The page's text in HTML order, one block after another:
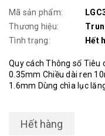
Mã sản phẩm:
Thương hiệu:
Tình trạng:
Hết
Quy cách Thông số Tiêu
0.35mm Chiều dài ren
1.6mm Dùng chìa lục
Hết hàng